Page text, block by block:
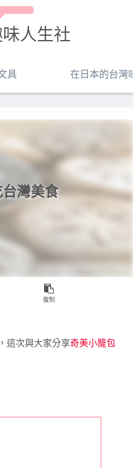
人生社
具 在日本的台灣
灣美食
復制
這次與大家分享奇美小籠包